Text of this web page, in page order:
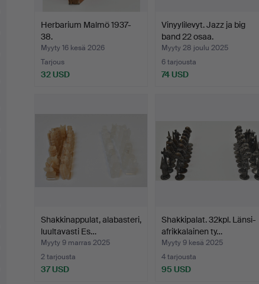
Herbarium Malmö 1937-
38.
Myyty 16 kesä 2026
Tarjous
32 USD
Vinyylilevyt. Jazz ja big
band 22 osaa.
Myyty 28 joulu 2025
6 tarjousta
74 USD
Shakkinappulat, alabasteri,
luultavasti Es…
Myyty 9 marras 2025
2 tarjousta
37 USD
Shakkipalat. 32kpl. Länsi-
afrikkalainen ty…
Myyty 9 kesä 2025
4 tarjousta
95 USD